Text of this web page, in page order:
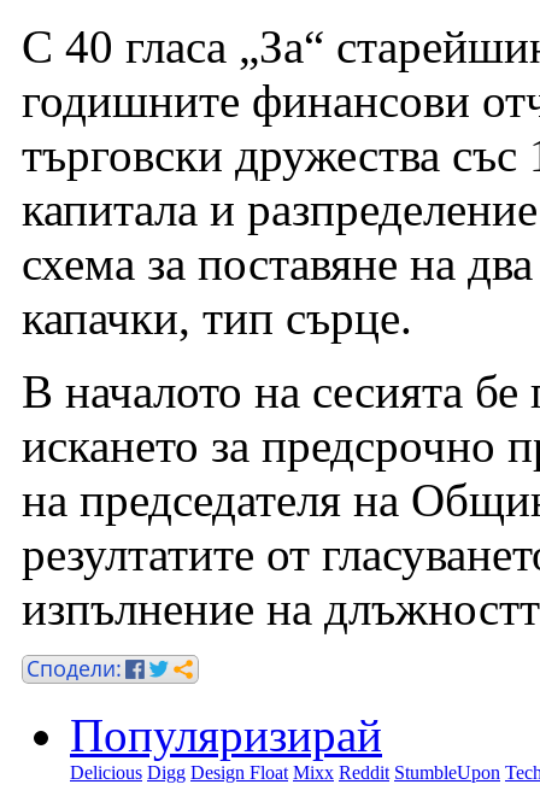
С 40 гласа „За“
годишните финансови
търговски дружества
капитала и
схема за поставяне на
капачки, тип сърце.
В началото на сесията
искането за предсрочно
на председателя на
резултатите от
изпълнение на
Популяризирай
Delicious Digg Design Float Mixx Reddit StumbleUpon